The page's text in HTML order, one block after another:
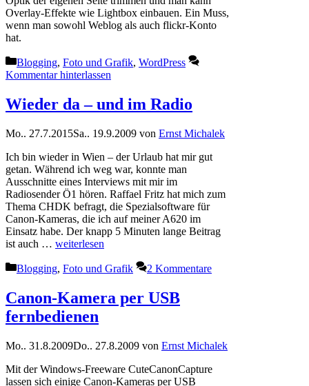
Overlay-Effekte wie Lightbox einbauen. Ein Muss,
wenn man sowohl Weblog als auch flickr-Konto
hat.
Kategorien
Blogging, Foto und Grafik, WordPress
Kommentar hinterlassen
Wieder da – und im Radio
Mo.. 27.7.2015Sa.. 19.9.2009 von Ernst Michalek
Ich bin wieder in Wien – der Urlaub hat mir gut
getan. Während ich weg war, konnte man
Ausschnitte eines Interviews mit mir im
Radiosender Ö1 hören. Raffael Fritz hat mich zum
Thema CHDK befragt, die Spezialsoftware für
Canon-Kameras, die ich auf meiner A620 im
Einsatz habe. Der knapp 5 Minuten lange Beitrag
ist auch … weiterlesen
Kategorien
Blogging, Foto und Grafik 2 Kommentare
Canon-Kamera per USB
fernbedienen
Mo.. 31.8.2009Do.. 27.8.2009 von Ernst Michalek
Mit der Windows-Freeware CuteCanonCapture
lassen sich einige Canon-Kameras per USB